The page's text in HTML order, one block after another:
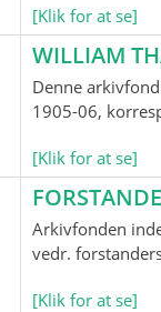
[Klik for at se]
WILLIAM
Denne
1905-06,
[Klik for at se]
Arkivfonden
vedr.
[Klik for at se]